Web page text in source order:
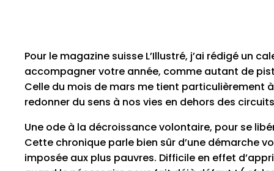
Pour le magazine suisse L’Illustré, j’ai rédigé un
accompagner votre année, comme autant de
Celle du mois de mars me tient particulièrement
redonner du sens à nos vies en dehors des
Une ode à la décroissance volontaire, pour se
Cette chronique parle bien sûr d’une démarche
imposée aux plus pauvres. Difficile en effet